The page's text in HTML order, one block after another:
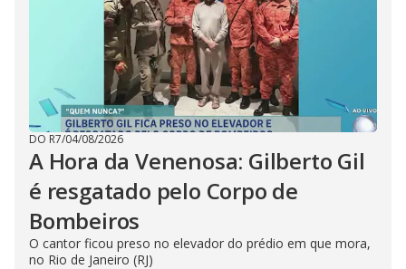
DO R7/04/08/2026
A Hora da Venenosa: Gilberto Gil
é resgatado pelo Corpo de
Bombeiros
O cantor ficou preso no elevador do prédio em que mora,
no Rio de Janeiro (RJ)